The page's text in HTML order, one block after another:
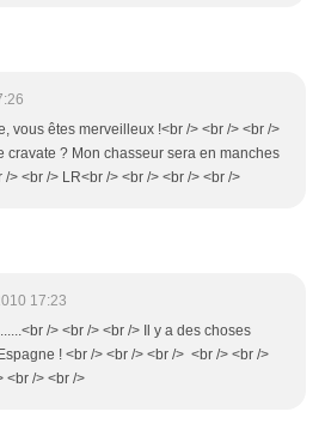
vous êtes merveilleux !<br /> <br /> <br />
cravate ? Mon chasseur sera en manches
/> <br /> LR<br /> <br /> <br /> <br />
17:23
/> <br /> <br /> Il y a des choses
! <br /> <br /> <br /> <br /> <br />
<br /> <br />